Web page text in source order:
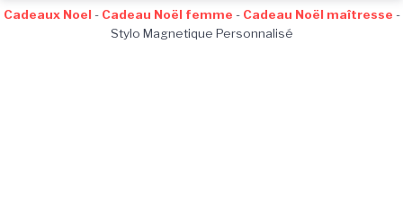
Cadeaux Noel - Cadeau Noël femme - Cadeau Noël maîtresse -
Stylo Magnetique Personnalisé